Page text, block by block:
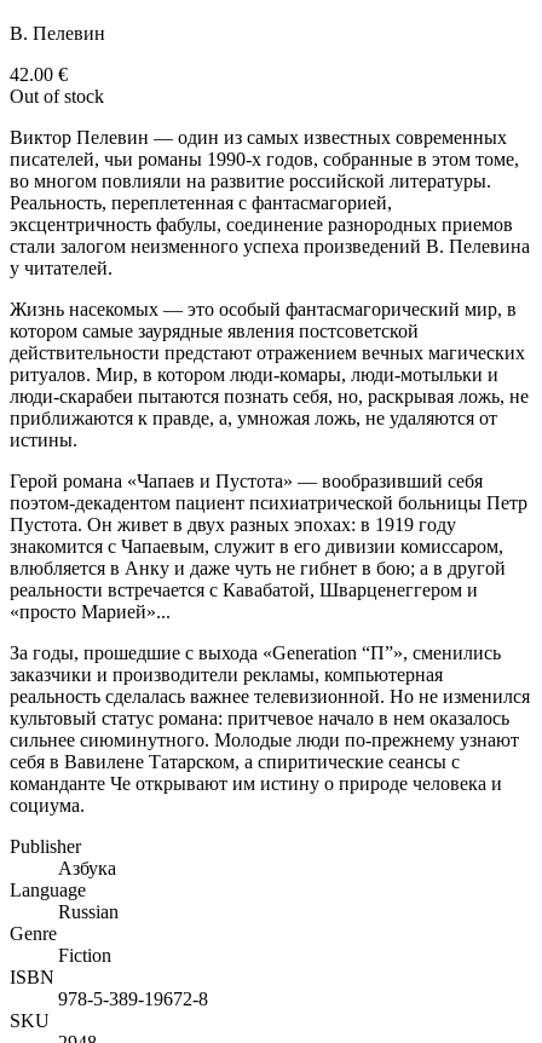
В. Пелевин
42.00 €
Out of stock
Виктор Пелевин — один из самых известных современных
писателей, чьи романы 1990-х годов, собранные в этом томе,
во многом повлияли на развитие российской литературы.
Реальность, переплетенная с фантасмагорией,
эксцентричность фабулы, соединение разнородных приемов
стали залогом неизменного успеха произведений В. Пелевина
у читателей.
Жизнь насекомых — это особый фантасмагорический мир, в
котором самые заурядные явления постсоветской
действительности предстают отражением вечных магических
ритуалов. Мир, в котором люди-комары, люди-мотыльки и
люди-скарабеи пытаются познать себя, но, раскрывая ложь, не
приближаются к правде, а, умножая ложь, не удаляются от
истины.
Герой романа «Чапаев и Пустота» — вообразивший себя
поэтом-декадентом пациент психиатрической больницы Петр
Пустота. Он живет в двух разных эпохах: в 1919 году
знакомится с Чапаевым, служит в его дивизии комиссаром,
влюбляется в Анку и даже чуть не гибнет в бою; а в другой
реальности встречается с Кавабатой, Шварценеггером и
«просто Марией»...
За годы, прошедшие с выхода «Generation “П”», сменились
заказчики и производители рекламы, компьютерная
реальность сделалась важнее телевизионной. Но не изменился
культовый статус романа: притчевое начало в нем оказалось
сильнее сиюминутного. Молодые люди по-прежнему узнают
себя в Вавилене Татарском, а спиритические сеансы с
команданте Че открывают им истину о природе человека и
социума.
Publisher
Азбука
Language
Russian
Genre
Fiction
ISBN
978-5-389-19672-8
SKU